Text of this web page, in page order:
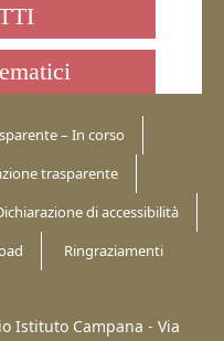
– In corso
trasparente
di accessibilità
Ringraziamenti
Istituto Campana - Via